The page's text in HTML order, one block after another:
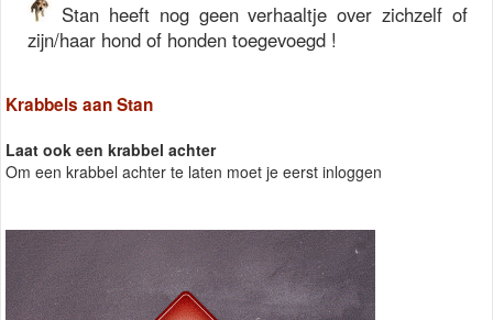
Stan heeft nog geen verhaaltje over zichzelf of
zijn/haar hond of honden toegevoegd !
Krabbels aan Stan
Laat ook een krabbel achter
Om een krabbel achter te laten moet je eerst inloggen